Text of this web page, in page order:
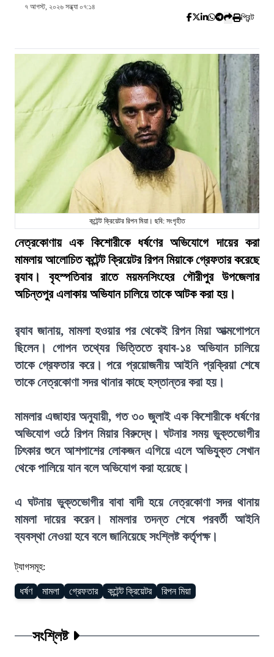
৭ আগস্ট, ২০২৬ সন্ধ্যা ০৭:১৪
প্রিন্ট
কন্টেন্ট ক্রিয়েটর রিপন মিয়া। ছবি: সংগৃহীত
নেত্রকোণায় এক কিশোরীকে ধর্ষণের অভিযোগে দায়ের করা
মামলায় আলোচিত কন্টেন্ট ক্রিয়েটর রিপন মিয়াকে গ্রেফতার করেছে
র‍্যাব। বৃহস্পতিবার রাতে ময়মনসিংহের গৌরীপুর উপজেলার
অচিন্তপুর এলাকায় অভিযান চালিয়ে তাকে আটক করা হয়।
র‍্যাব জানায়, মামলা হওয়ার পর থেকেই রিপন মিয়া আত্মগোপনে
ছিলেন। গোপন তথ্যের ভিত্তিতে র‍্যাব-১৪ অভিযান চালিয়ে
তাকে গ্রেফতার করে। পরে প্রয়োজনীয় আইনি প্রক্রিয়া শেষে
তাকে নেত্রকোণা সদর থানার কাছে হস্তান্তর করা হয়।
মামলার এজাহার অনুযায়ী, গত ৩০ জুলাই এক কিশোরীকে ধর্ষণের
অভিযোগ ওঠে রিপন মিয়ার বিরুদ্ধে। ঘটনার সময় ভুক্তভোগীর
চিৎকার শুনে আশপাশের লোকজন এগিয়ে এলে অভিযুক্ত সেখান
থেকে পালিয়ে যান বলে অভিযোগ করা হয়েছে।
এ ঘটনায় ভুক্তভোগীর বাবা বাদী হয়ে নেত্রকোণা সদর থানায়
মামলা দায়ের করেন। মামলার তদন্ত শেষে পরবর্তী আইনি
ব্যবস্থা নেওয়া হবে বলে জানিয়েছে সংশ্লিষ্ট কর্তৃপক্ষ।
ট্যাগসমূহ:
ধর্ষণ মামলা গ্রেফতার কন্টেন্ট ক্রিয়েটর রিপন মিয়া
সংশ্লিষ্ট